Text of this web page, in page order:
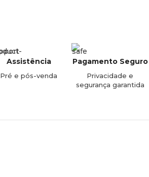
Assistência
Pré e pós-venda
Pagamento Seguro
Privacidade e
segurança garantida